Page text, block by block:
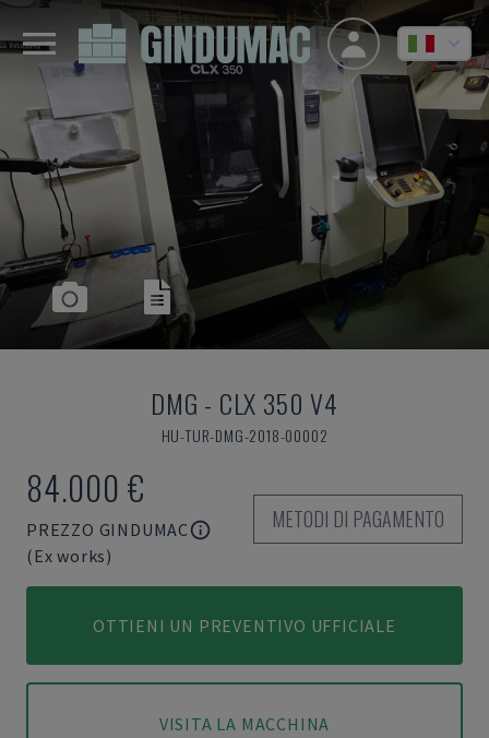
DMG - CLX 350 V4
HU-TUR-DMG-2018-00002
84.000 €
PREZZO GINDUMAC
(Ex works)
METODI DI PAGAMENTO
OTTIENI UN PREVENTIVO UFFICIALE
VISITA LA MACCHINA